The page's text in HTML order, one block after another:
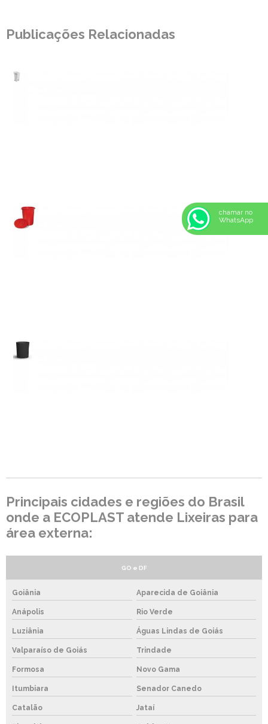
Publicações Relacionadas
Principais cidades e regiões do Brasil
onde a ECOPLAST atende Lixeiras para
área externa:
GO e DF
Goiânia Aparecida de Goiânia
Anápolis Rio Verde
Luziânia Águas Lindas de Goiás
Valparaíso de Goiás Trindade
Formosa Novo Gama
Itumbiara Senador Canedo
Catalão Jataí
chamar no
WhatsApp